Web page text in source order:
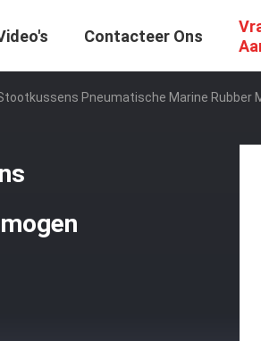
Contacteer Ons
Pneumatische Marine Rubber